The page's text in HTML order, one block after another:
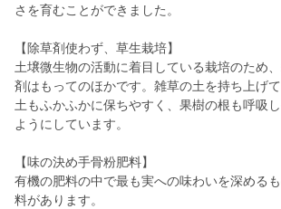
さを育むことができました。
【除草剤使わず、草生栽培】
土壌微生物の活動に着目している栽培のため
剤はもってのほかです。雑草の土を持ち上げ
土もふかふかに保ちやすく、果樹の根も呼吸
ようにしています。
【味の決め手骨粉肥料】
有機の肥料の中で最も実への味わいを深める
料があります。